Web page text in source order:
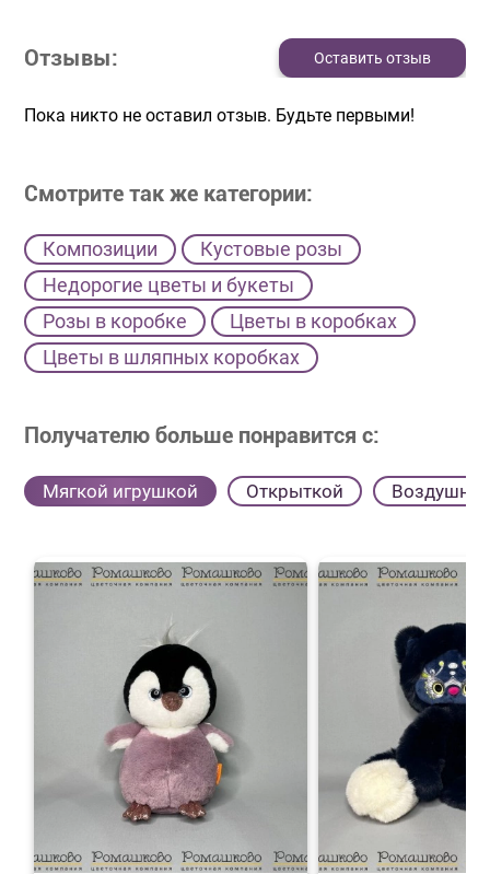
Отзывы: Оставить отзыв
Пока никто не оставил отзыв. Будьте первыми!
Смотрите так же категории:
Композиции
Кустовые розы
Недорогие цветы и букеты
Розы в коробке
Цветы в коробках
Цветы в шляпных коробках
Получателю больше понравится с:
Мягкой игрушкой Открыткой